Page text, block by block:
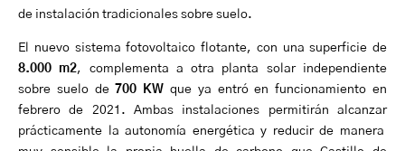
de instalación tradicionales sobre suelo.
El nuevo sistema fotovoltaico flotante, con una superficie de
8.000 m2, complementa a otra planta solar independiente
sobre suelo de 700 KW que ya entró en funcionamiento en
febrero de 2021. Ambas instalaciones permitirán alcanzar
prácticamente la autonomía energética y reducir de manera